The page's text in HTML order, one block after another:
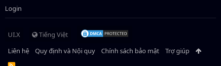
Login
UI.X
Tiếng Việt
Liên hệ
Quy định và Nội quy Chính sách bảo mật Trợ giúp